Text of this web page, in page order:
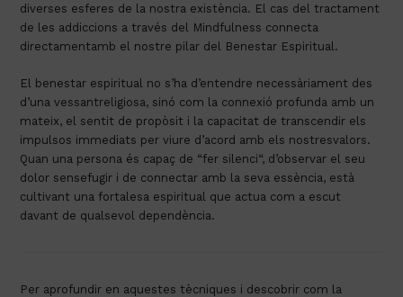
diverses esferes de la nostra existència. El cas deltractament
de les addiccions a través del Mindfulness connecta
directamentamb el nostre pilar del Benestar Espiritual .
El benestar espiritual no s’ha d’entendre necessàriament des
d’una vessantreligiosa, sinó com la connexió profunda amb un
mateix, el sentit de propòsit i la capacitat detranscendir els
impulsos immediats perviure d’acord amb els nostresvalors.
Quan una persona és capaç de “fer silenci“, d’observar el seu
dolor sensefugir i de connectar amb la seva essència, està
cultivant unafortalesa espiritual que actua com a escut
davant de qualsevol dependència.
Per aprofundir en aquestes tècniques i descobrir com la